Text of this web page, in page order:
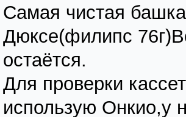
Самая чистая
Дюксе(филипс
остаётся.
Для проверки
использую Онкио,у